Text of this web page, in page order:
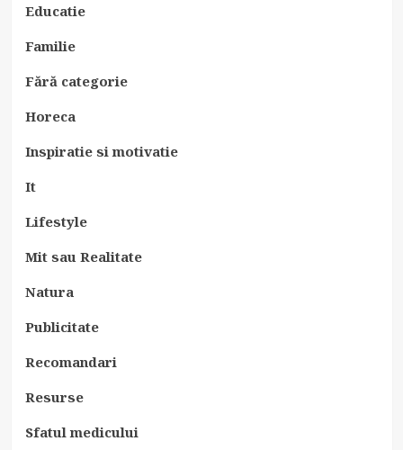
Educatie
Familie
Fără categorie
Horeca
Inspiratie si motivatie
It
Lifestyle
Mit sau Realitate
Natura
Publicitate
Recomandari
Resurse
Sfatul medicului